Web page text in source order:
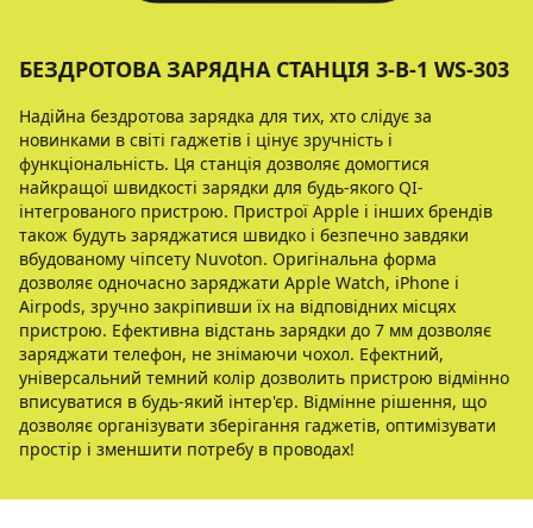
БЕЗДРОТОВА ЗАРЯДНА СТАНЦІЯ 3-В-1 WS-303
Надійна бездротова зарядка для тих, хто слідує за
новинками в світі гаджетів і цінує зручність і
функціональність. Ця станція дозволяє домогтися
найкращої швидкості зарядки для будь-якого QI-
інтегрованого пристрою. Пристрої Apple і інших брендів
також будуть заряджатися швидко і безпечно завдяки
вбудованому чіпсету Nuvoton. Оригінальна форма
дозволяє одночасно заряджати Apple Watch, iPhone і
Airpods, зручно закріпивши їх на відповідних місцях
пристрою. Ефективна відстань зарядки до 7 мм дозволяє
заряджати телефон, не знімаючи чохол. Ефектний,
універсальний темний колір дозволить пристрою відмінно
вписуватися в будь-який інтер'єр. Відмінне рішення, що
дозволяє організувати зберігання гаджетів, оптимізувати
простір і зменшити потребу в проводах!